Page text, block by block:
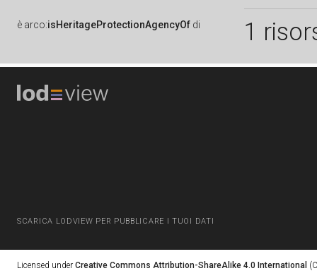
è arco:isHeritageProtectionAgencyOf di 1
SCARICA LODVIEW PER PUBBLICARE I TUOI DATI
Licensed under Creative Commons Attribution-ShareAlike 4.0 International